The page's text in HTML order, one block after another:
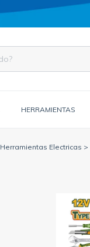
HERRAMIENTAS
Herramientas Electricas >